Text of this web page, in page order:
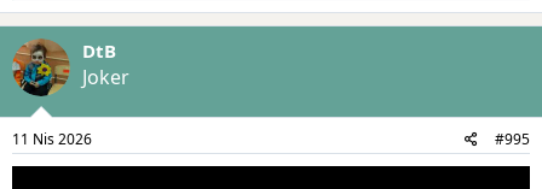
p
k
i
l
e
r
DtB
Joker
11 Nis 2026 #995